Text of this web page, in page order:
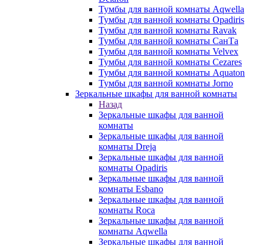
Тумбы для ванной комнаты Aqwella
Тумбы для ванной комнаты Opadiris
Тумбы для ванной комнаты Ravak
Тумбы для ванной комнаты СанТа
Тумбы для ванной комнаты Velvex
Тумбы для ванной комнаты Cezares
Тумбы для ванной комнаты Aquaton
Тумбы для ванной комнаты Jorno
Зеркальные шкафы для ванной комнаты
Назад
Зеркальные шкафы для ванной
комнаты
Зеркальные шкафы для ванной
комнаты Dreja
Зеркальные шкафы для ванной
комнаты Opadiris
Зеркальные шкафы для ванной
комнаты Esbano
Зеркальные шкафы для ванной
комнаты Roca
Зеркальные шкафы для ванной
комнаты Aqwella
Зеркальные шкафы для ванной